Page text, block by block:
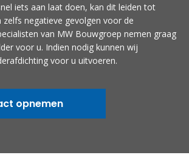
iets aan laat doen, kan dit leiden tot
zelfs negatieve gevolgen voor de
van MW Bouwgroep nemen graag
voor u. Indien nodig kunnen wij
voor u uitvoeren.
opnemen